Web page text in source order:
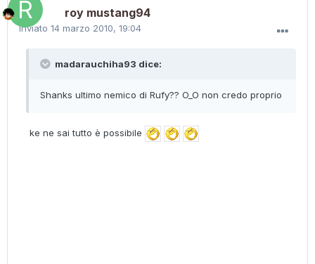
roy mustang94
Inviato 14 marzo 2010, 19:04
madarauchiha93 dice:
Shanks ultimo nemico di Rufy?? O_O non credo proprio
ke ne sai tutto è possibile